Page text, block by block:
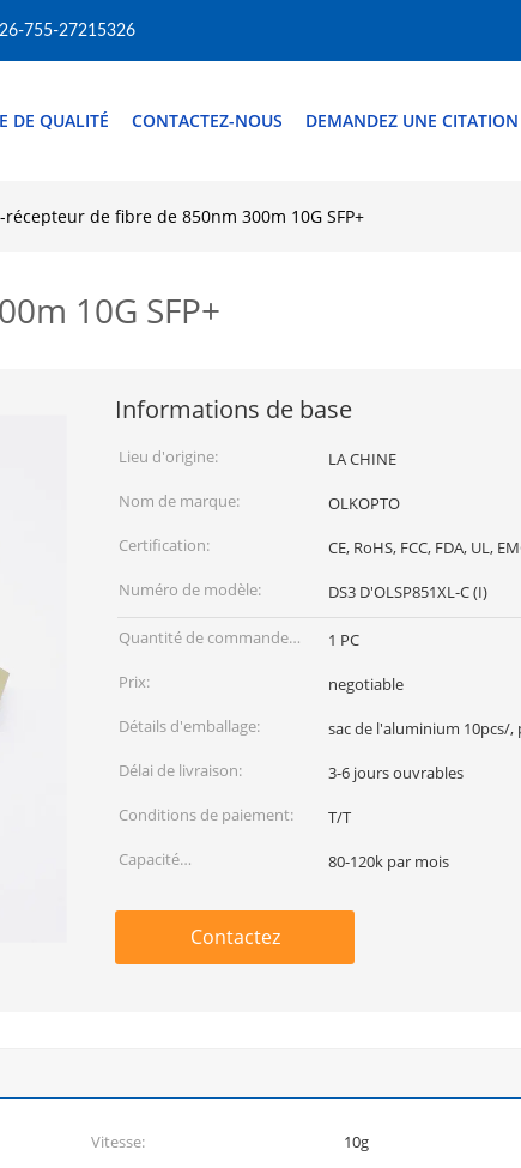
755-27215326
DE QUALITÉ CONTACTEZ-NOUS DEMANDEZ UNE CITATION
de fibre de 850nm 300m 10G SFP+
10G SFP+
Informations de base
Lieu d'origine:
LA CHINE
Nom de marque:
OLKOPTO
Certification:
CE, RoHS, FCC, FDA, UL,
Numéro de modèle:
DS3 D'OLSP851XL-C (I)
Quantité de commande
min:
1 PC
Prix:
negotiable
Détails d'emballage:
sac de l'aluminium 10pcs/
Délai de livraison:
3-6 jours ouvrables
Conditions de paiement:
T/T
Capacité
80-120k par mois
Contactez
Vitesse:
10g